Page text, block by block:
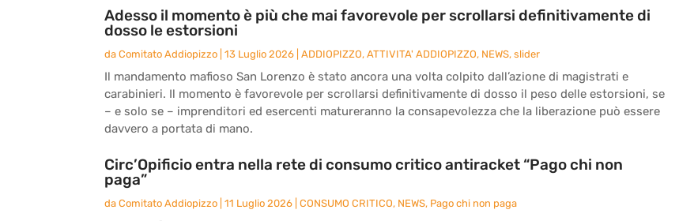
Adesso il momento è più che mai favorevole per scrollarsi definitivamente di
dosso le estorsioni
da Comitato Addiopizzo 13 Luglio 2026 ADDIOPIZZO, ATTIVITA' ADDIOPIZZO, NEWS, slider
Il mandamento mafioso San Lorenzo è stato ancora una volta colpito dall’azione di magistrati e
carabinieri. Il momento è favorevole per scrollarsi definitivamente di dosso il peso delle estorsioni, se
– e solo se – imprenditori ed esercenti matureranno la consapevolezza che la liberazione può essere
davvero a portata di mano.
Circ’Opificio entra nella rete di consumo critico antiracket “Pago chi non
paga”
da Comitato Addiopizzo 11 Luglio 2026 CONSUMO CRITICO, NEWS, Pago chi non paga